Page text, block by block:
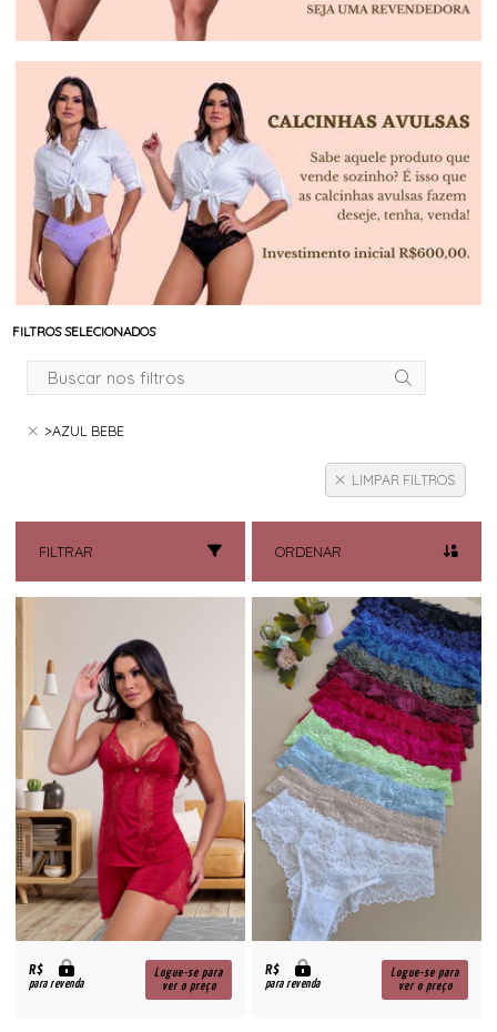
FILTROS SELECIONADOS
>AZUL BEBE
LIMPAR FILTROS
FILTRAR ORDENAR
R$
para revenda
Logue-se para
ver o preço
R$
para revenda
Logue-se para
ver o preço